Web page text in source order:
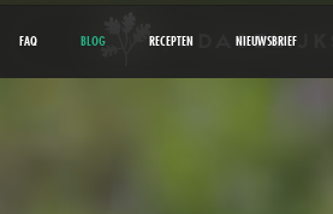
FAQ BLOG RECEPTEN NIEUWSBRIEF